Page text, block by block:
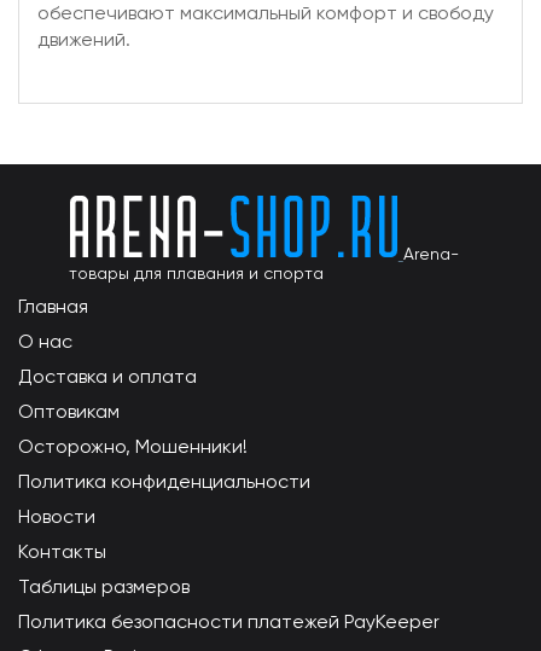
обеспечивают максимальный комфорт и свободу
движений.
Arena-
товары для плавания и спорта
Главная
О нас
Доставка и оплата
Оптовикам
Осторожно, Мошенники!
Политика конфиденциальности
Новости
Контакты
Таблицы размеров
Политика безопасности платежей PayKeeper